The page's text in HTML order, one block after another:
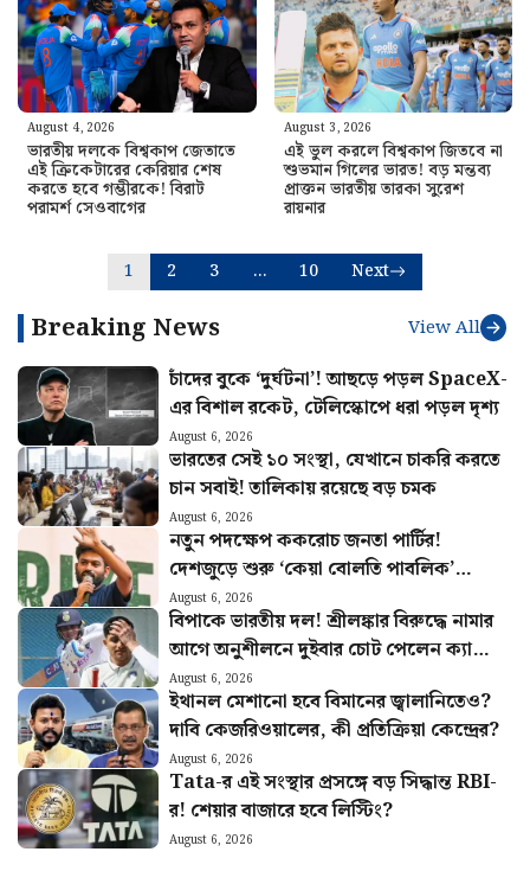
August 4, 2026
ভারতীয় দলকে বিশ্বকাপ জেতাতে
এই ক্রিকেটারের কেরিয়ার শেষ
করতে হবে গম্ভীরকে! বিরাট
পরামর্শ সেওবাগের
August 3, 2026
এই ভুল করলে বিশ্বকাপ জিতবে না
শুভমান গিলের ভারত! বড় মন্তব্য
প্রাক্তন ভারতীয় তারকা সুরেশ
রায়নার
1 2 3 … 10 Next
Breaking News View All
চাঁদের বুকে ‘দুর্ঘটনা’! আছড়ে পড়ল SpaceX-
এর বিশাল রকেট, টেলিস্কোপে ধরা পড়ল দৃশ্য
August 6, 2026
ভারতের সেই ১০ সংস্থা, যেখানে চাকরি করতে
চান সবাই! তালিকায় রয়েছে বড় চমক
August 6, 2026
নতুন পদক্ষেপ ককরোচ জনতা পার্টির!
দেশজুড়ে শুরু ‘কেয়া বোলতি পাবলিক’
কর্মসূচি, ঘোষণা অভিজিতের
August 6, 2026
বিপাকে ভারতীয় দল! শ্রীলঙ্কার বিরুদ্ধে নামার
আগে অনুশীলনে দুইবার চোট পেলেন ক্যাপ্টেন
শুভমান গিল
August 6, 2026
ইথানল মেশানো হবে বিমানের জ্বালানিতেও?
দাবি কেজরিওয়ালের, কী প্রতিক্রিয়া কেন্দ্রের?
August 6, 2026
Tata-র এই সংস্থার প্রসঙ্গে বড় সিদ্ধান্ত RBI-
র! শেয়ার বাজারে হবে লিস্টিং?
August 6, 2026